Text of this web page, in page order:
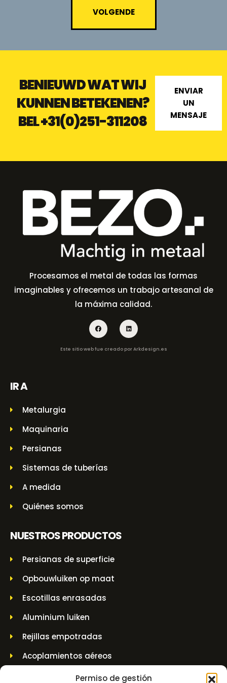
Permiso de gestión
VOLGENDE
BENIEUWD WAT WIJ
KUNNEN BETEKENEN?
BEL+31(0)251-311208
ENVIAR
UN
MENSAJE
Procesamos el metal de todas las formas
imaginables y ofrecemos un trabajo artesanal de
la máxima calidad.
Este sitio web fue creado porArkdesign.es
IR A
Metalurgia
Maquinaria
Persianas
Sistemas de tuberías
A medida
Quiénes somos
NUESTROS PRODUCTOS
Persianas de superficie
Opbouwluiken op maat
Escotillas enrasadas
Aluminium luiken
Rejillas empotradas
Acoplamientos aéreos
Casquillo de pared